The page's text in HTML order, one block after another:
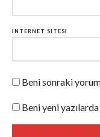
İNTERNET SITESI
Beni sonraki
Beni yeni